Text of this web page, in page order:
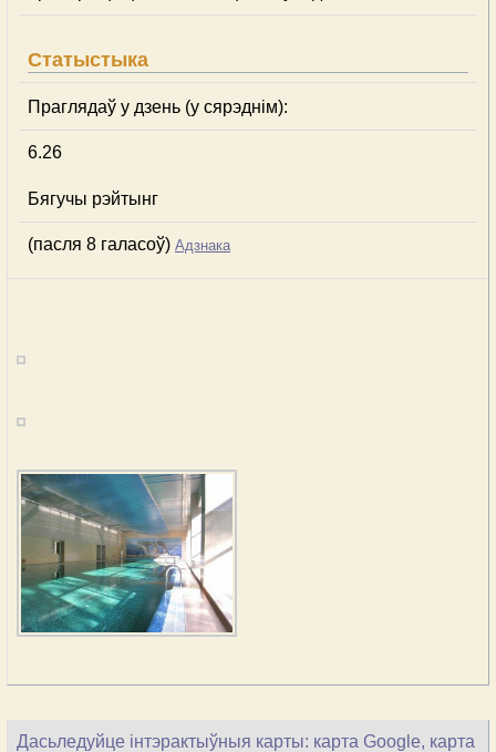
Статыстыка
Праглядаў у дзень (у сярэднім):
6.26
Бягучы рэйтынг
(пасля 8 галасоў) Адзнака
Дасьледуйце інтэрактыўныя карты: карта Google, карта